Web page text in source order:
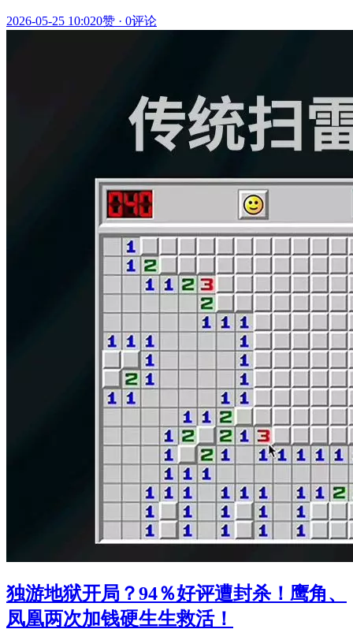
2026-05-25 10:020赞 · 0评论
独游地狱开局？94％好评遭封杀！鹰角、
凤凰两次加钱硬生生救活！